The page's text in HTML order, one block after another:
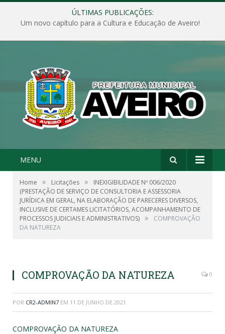
ÚLTIMAS PUBLICAÇÕES:
Um novo capítulo para a Cultura e Educação de Aveiro!
MENU
Home » Licitações »
INEXIGIBILIDADE Nº 006/2020
(PRESTAÇÃO DE SERVIÇO DE CONSULTORIA E ASSESSORIA
JURÍDICA EM GERAL, NA ELABORAÇÃO DE PARECERES DIVERSOS,
INCLUSIVE DE CERTAMES LICITATÓRIOS, ACOMPANHAMENTO DE
PROCESSOS JUDICIAIS E ADMINISTRATIVOS) »
COMPROVAÇÃO
DA NATUREZA
COMPROVAÇÃO DA NATUREZA 0
POR CR2-ADMIN7 EM 11 DE JUNHO DE 2021
COMPROVAÇÃO DA NATUREZA